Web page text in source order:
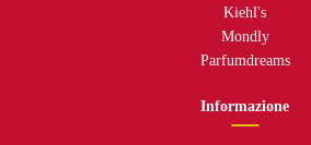
Kiehl's
Mondly
Parfumdreams
Informazione